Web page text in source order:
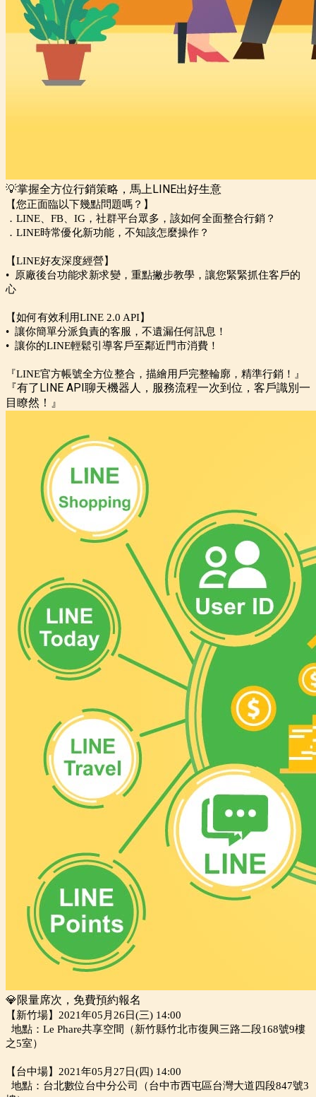
💡掌握全方位行銷策略，馬上LINE出好生意
【您正面臨以下幾點問題嗎？】
．LINE、FB、IG，社群平台眾多，該如何全面整合行銷？
．LINE時常優化新功能，不知該怎麼操作？
【LINE好友深度經營】
• 原廠後台功能求新求變，重點撇步教學，讓您緊緊抓住客戶的
心
【如何有效利用LINE 2.0 API】
• 讓你簡單分派負責的客服，不遺漏任何訊息！
• 讓你的LINE輕鬆引導客戶至鄰近門市消費！
『LINE官方帳號全方位整合，描繪用戶完整輪廓，精準行銷！』
『有了LINE API聊天機器人，服務流程一次到位，客戶識別一
目瞭然！』
💎限量席次，免費預約報名
【新竹場】2021年05月26日(三) 14:00
地點：Le Phare共享空間（新竹縣竹北市復興三路二段168號9樓
之5室）
【台中場】2021年05月27日(四) 14:00
地點：台北數位台中分公司（台中市西屯區台灣大道四段847號3